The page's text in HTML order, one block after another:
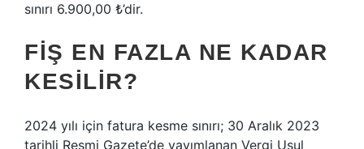
sınırı 6.900,00 ₺’dir.
FIŞ EN FAZLA NE KADAR
KESILIR?
2024 yılı için fatura kesme sınırı; 30 Aralık 2023
tarihli Resmi Gazete’de yayımlanan Vergi Usul